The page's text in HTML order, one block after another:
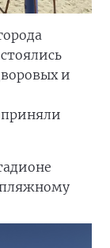
и
приняли
пляжному